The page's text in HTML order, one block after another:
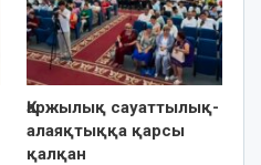
Қаржылық сауаттылық-
алаяқтыққа қарсы
қалқан